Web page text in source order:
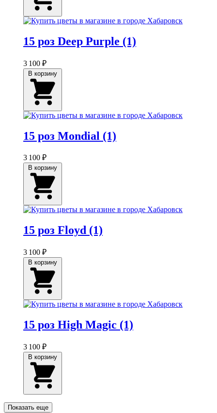
15 роз Deep Purple (1)
3 100 ₽
15 роз Mondial (1)
3 100 ₽
15 роз Floyd (1)
3 100 ₽
15 роз High Magic (1)
3 100 ₽
Показать еще